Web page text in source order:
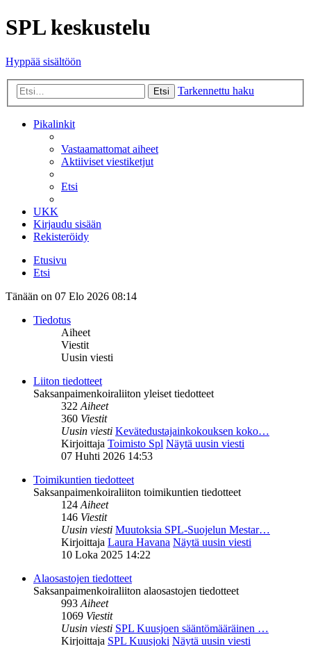
SPL keskustelu
Hyppää sisältöön
Etsi Tarkennettu haku
Pikalinkit
Vastaamattomat aiheet
Aktiiviset viestiketjut
Etsi
UKK
Kirjaudu sisään
Rekisteröidy
Etusivu
Etsi
Tänään on 07 Elo 2026 08:14
Tiedotus
Aiheet
Viestit
Uusin viesti
Liiton tiedotteet
Saksanpaimenkoiraliiton yleiset tiedotteet
322Aiheet
360 Viestit
Uusin viesti Kevätedustajainkokouksen koko…
Kirjoittaja Toimisto Spl Näytä uusin viesti
07 Huhti 2026 14:53
Toimikuntien tiedotteet
Saksanpaimenkoiraliiton toimikuntien tiedotteet
124Aiheet
146 Viestit
Uusin viesti Muutoksia SPL-Suojelun Mestar…
Kirjoittaja Laura Havana Näytä uusin viesti
10 Loka 2025 14:22
Alaosastojen tiedotteet
Saksanpaimenkoiraliiton alaosastojen tiedotteet
993Aiheet
1069 Viestit
Uusin viesti SPL Kuusjoen sääntömääräinen …
Kirjoittaja SPL Kuusjoki Näytä uusin viesti